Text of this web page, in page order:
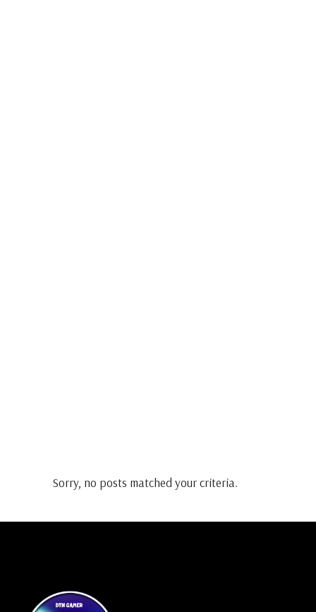
Sorry, no posts matched your criteria.